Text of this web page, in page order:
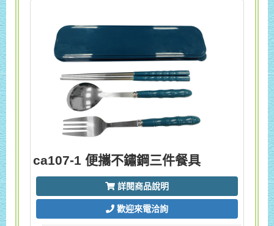
ca107-1 便攜不鏽鋼三件餐具
詳閱商品說明
歡迎來電洽詢